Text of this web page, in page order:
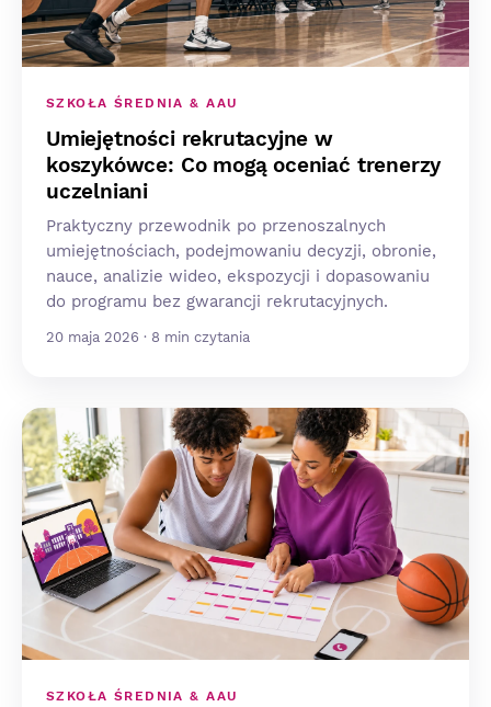
SZKOŁA ŚREDNIA & AAU
Umiejętności rekrutacyjne w
koszykówce: Co mogą oceniać trenerzy
uczelniani
Praktyczny przewodnik po przenoszalnych
umiejętnościach, podejmowaniu decyzji, obronie,
nauce, analizie wideo, ekspozycji i dopasowaniu
do programu bez gwarancji rekrutacyjnych.
20 maja 2026 · 8 min czytania
SZKOŁA ŚREDNIA & AAU